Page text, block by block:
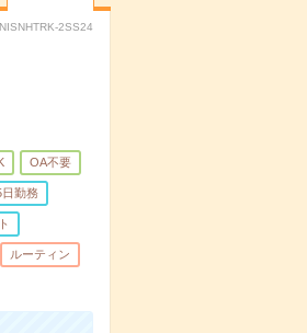
2SS24
OA不要
日勤務
ルーティン